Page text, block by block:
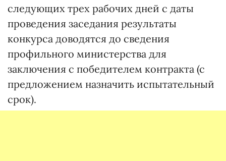
следующих трех рабочих дней с даты
проведения заседания результаты
конкурса доводятся до сведения
профильного министерства для
заключения с победителем контракта (с
предложением назначить испытательный
срок).